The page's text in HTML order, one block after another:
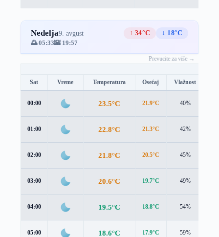
Nedelja9. avgust ↑ 34°C
↓ 18°C
🌅 05:33🌇 19:57
Prevucite za više →
Sat Vreme Temperatura Osećaj Vlažnost
00:00 23.5°C 21.9°C 40%
01:00 22.8°C 21.3°C 42%
02:00 21.8°C 20.5°C 45%
03:00 20.6°C 19.7°C 49%
04:00 19.5°C 18.8°C 54%
05:00 18.6°C 17.9°C 59%